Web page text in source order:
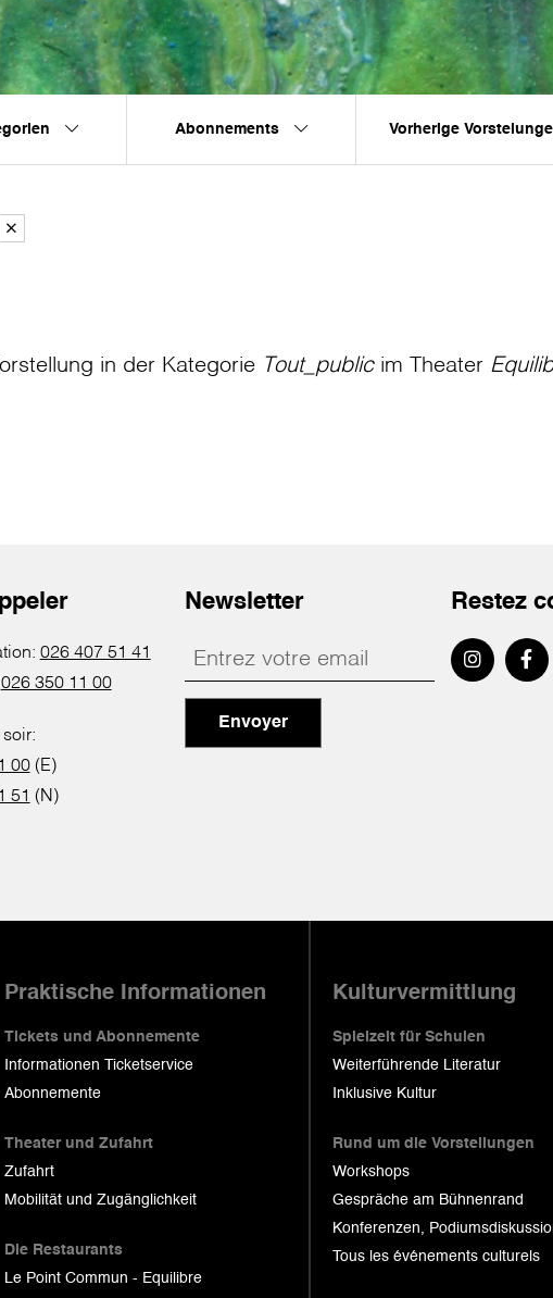
Abonnements Vorherige
in der Kategorie Tout_publicim Theater
026 407 51 41
026 350 11 00
00(E)
51 (N)
Newsletter
Envoyer
Restez
Praktische Informationen
Tickets und Abonnemente
Informationen Ticketservice
Abonnemente
Theater und Zufahrt
Zufahrt
Mobilität und Zugänglichkeit
Die Restaurants
Le Point Commun - Equilibre
Kulturvermittlung
Spielzeit für Schulen
Weiterführende Literatur
Inklusive Kultur
Rund um die Vorstellungen
Workshops
Gespräche am Bühnenrand
Konferenzen,
Tous les événements culturels